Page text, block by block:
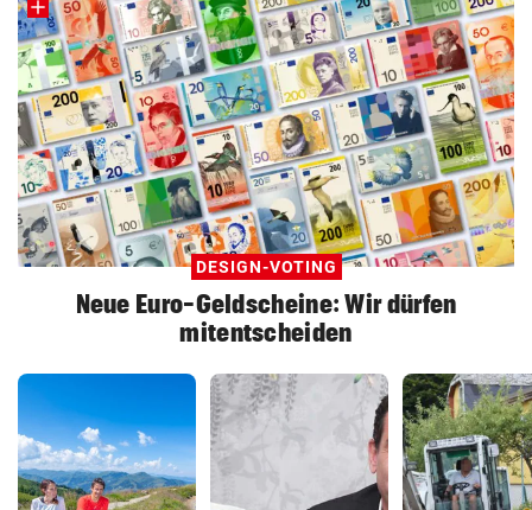
DESIGN-VOTING
Neue Euro-Geldscheine: Wir dürfen
mitentscheiden